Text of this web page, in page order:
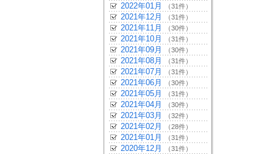
2022年01月 （31件）
2021年12月 （31件）
2021年11月 （30件）
2021年10月 （31件）
2021年09月 （30件）
2021年08月 （31件）
2021年07月 （31件）
2021年06月 （30件）
2021年05月 （31件）
2021年04月 （30件）
2021年03月 （32件）
2021年02月 （28件）
2021年01月 （31件）
2020年12月 （31件）